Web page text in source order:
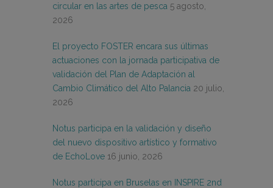
circular en las artes de pesca 5 agosto,
2026
El proyecto FOSTER encara sus últimas
actuaciones con la jornada participativa de
validación del Plan de Adaptación al
Cambio Climático del Alto Palancia 20 julio,
2026
Notus participa en la validación y diseño
del nuevo dispositivo artístico y formativo
de EchoLove 16 junio, 2026
Notus participa en Bruselas en INSPIRE 2nd